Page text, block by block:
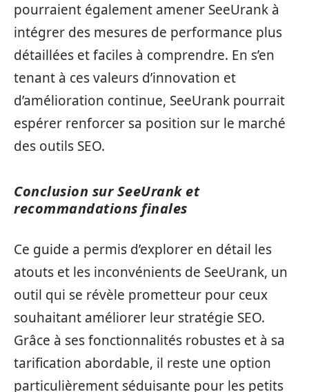
pourraient également amener SeeUrank à
intégrer des mesures de performance plus
détaillées et faciles à comprendre. En s’en
tenant à ces valeurs d’innovation et
d’amélioration continue, SeeUrank pourrait
espérer renforcer sa position sur le marché
des outils SEO.
Conclusion sur SeeUrank et
recommandations finales
Ce guide a permis d’explorer en détail les
atouts et les inconvénients de SeeUrank, un
outil qui se révèle prometteur pour ceux
souhaitant améliorer leur stratégie SEO.
Grâce à ses fonctionnalités robustes et à sa
tarification abordable, il reste une option
particulièrement séduisante pour les petits